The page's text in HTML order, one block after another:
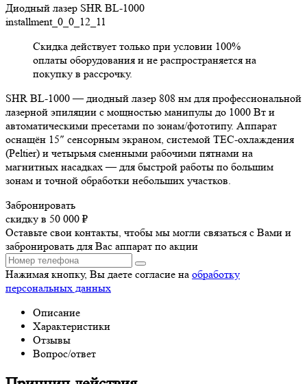
Диодный лазер SHR BL-1000
installment_0_0_12_11
Скидка действует только при условии 100%
оплаты оборудования и не распространяется на
покупку в рассрочку.
SHR BL-1000 — диодный лазер 808 нм для профессиональной
лазерной эпиляции с мощностью манипулы до 1000 Вт и
автоматическими пресетами по зонам/фототипу. Аппарат
оснащён 15″ сенсорным экраном, системой TEC-охлаждения
(Peltier) и четырьмя сменными рабочими пятнами на
магнитных насадках — для быстрой работы по большим
зонам и точной обработки небольших участков.
Забронировать
скидку в 50 000 ₽
Оставьте свои контакты, чтобы мы могли связаться с Вами и
забронировать для Вас аппарат по акции
Нажимая кнопку, Вы даете согласие на обработку
персональных данных
Описание
Характеристики
Отзывы
Вопрос/ответ